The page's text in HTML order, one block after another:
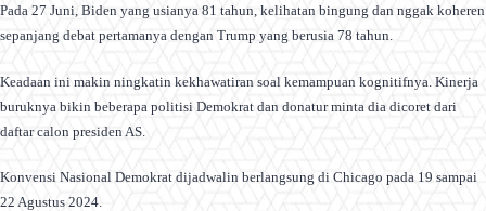
Pada 27 Juni, Biden yang usianya 81 tahun, kelihatan bingung dan nggak koheren
sepanjang debat pertamanya dengan Trump yang berusia 78 tahun.
Keadaan ini makin ningkatin kekhawatiran soal kemampuan kognitifnya. Kinerja
buruknya bikin beberapa politisi Demokrat dan donatur minta dia dicoret dari
daftar calon presiden AS.
Konvensi Nasional Demokrat dijadwalin berlangsung di Chicago pada 19 sampai
22 Agustus 2024.